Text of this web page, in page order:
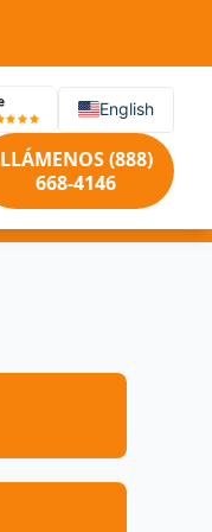
English
LLÁMENOS (888)
668-4146